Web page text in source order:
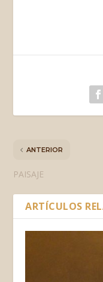
ANTERIOR
PAISAJE
ARTÍCULOS